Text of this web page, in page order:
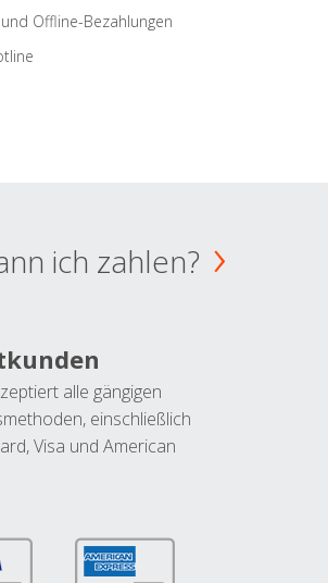
Offline-Bezahlungen
ich zahlen?
alle gängigen
einschließlich
Visa und American